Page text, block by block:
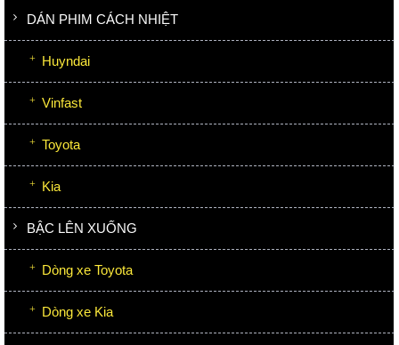
DÁN PHIM CÁCH NHIỆT
Huyndai
Vinfast
Toyota
Kia
BẬC LÊN XUỐNG
Dòng xe Toyota
Dòng xe Kia